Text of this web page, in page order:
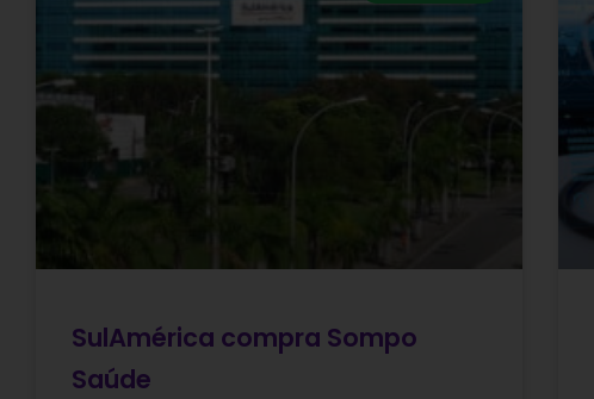
SulAmérica compra Sompo
Saúde